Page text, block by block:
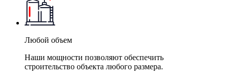
Любой объем
Наши мощности позволяют обеспечить
строительство объекта любого размера.